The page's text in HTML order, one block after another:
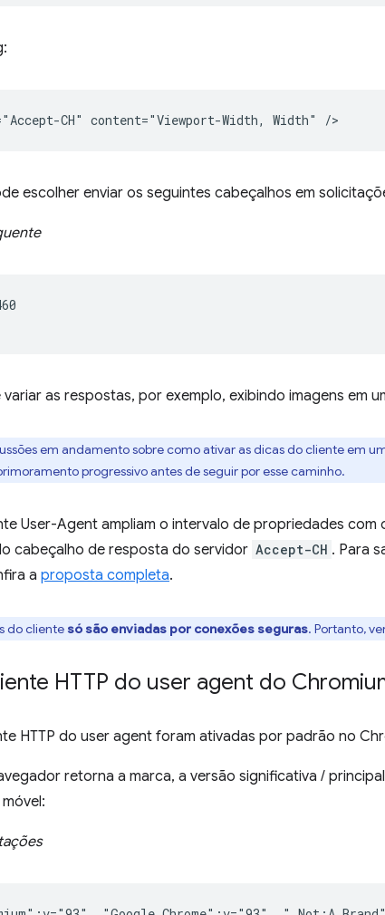
escolher enviar os seguintes cabeçalhos em
as respostas, por exemplo, exibindo imagens em
em andamento sobre como ativar as dicas do cliente em
progressivo antes de seguir por esse caminho.
User-Agent ampliam o intervalo de propriedades com
cabeçalho de resposta do servidor Accept-CH . Para
a proposta completa.
do cliente só são enviadas por conexões seguras. Portanto,
HTTP do user agent do
HTTP do user agent foram ativadas por padrão no
retorna a marca, a versão significativa /